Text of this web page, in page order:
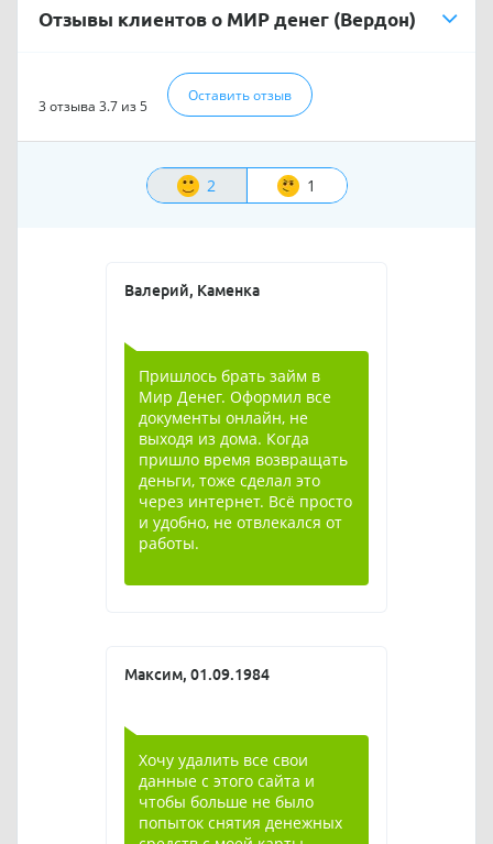
Отзывы клиентов о МИР денег (Вердон)
3 отзыва 3.7 из 5
Оставить отзыв
2 1
Валерий, Каменка
Пришлось брать займ в
Мир Денег. Оформил все
документы онлайн, не
выходя из дома. Когда
пришло время возвращать
деньги, тоже сделал это
через интернет. Всё просто
и удобно, не отвлекался от
работы.
Максим, 01.09.1984
Хочу удалить все свои
данные с этого сайта и
чтобы больше не было
попыток снятия денежных